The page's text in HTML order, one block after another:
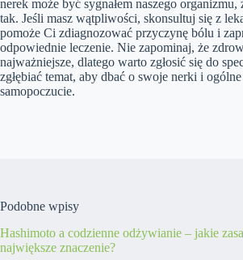
nerek może być sygnałem naszego organizmu,
tak. Jeśli masz wątpliwości, skonsultuj się z
pomoże Ci zdiagnozować przyczynę bólu i
odpowiednie leczenie. Nie zapominaj, że
najważniejsze, dlatego warto zgłosić się do
zgłębiać temat, aby dbać o swoje nerki i
samopoczucie.
Podobne wpisy
Hashimoto a codzienne odżywianie – jakie
największe znaczenie?